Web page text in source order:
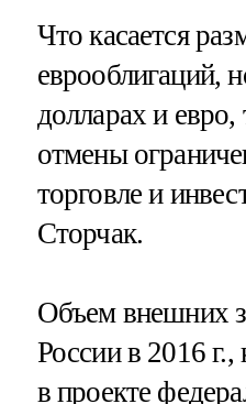
Что касается
еврооблигаций,
долларах и евро,
отмены
торговле и
Сторчак.
Объем внешних
России в 2016
в проекте